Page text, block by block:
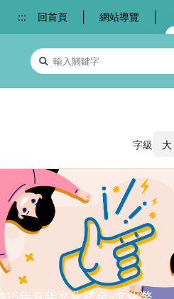
::: 回首頁 網站導覽
搜尋關鍵字
字級 大